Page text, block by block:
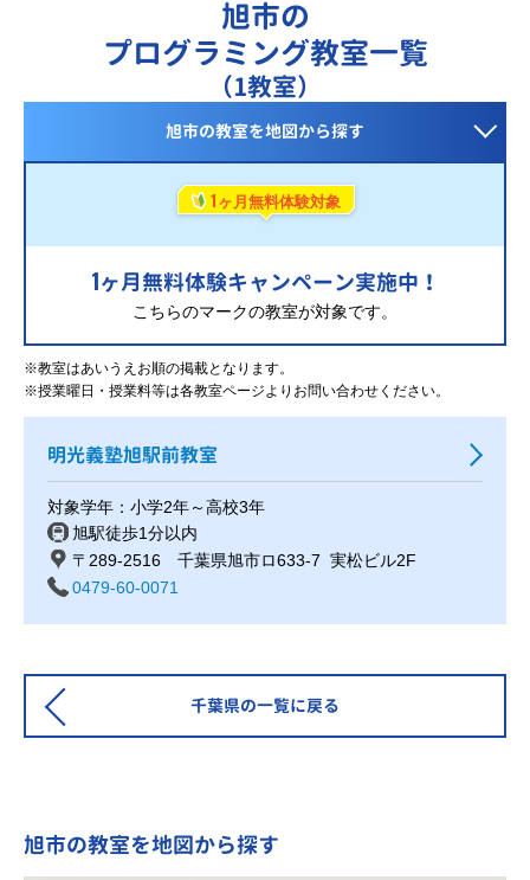
旭市の
プログラミング教室一覧
（1教室）
旭市の教室を地図から探す
1 ヶ月無料体験対象
1ヶ月無料体験キャンペーン実施中！
こちらのマークの教室が対象です。
※教室はあいうえお順の掲載となります。
※授業曜日・授業料等は各教室ページよりお問い合わせください。
明光義塾旭駅前教室
対象学年：小学2年～高校3年
旭駅徒歩1分以内
〒289-2516 千葉県旭市ロ633-7 実松ビル2F
0479-60-0071
千葉県の一覧に戻る
旭市の教室を地図から探す